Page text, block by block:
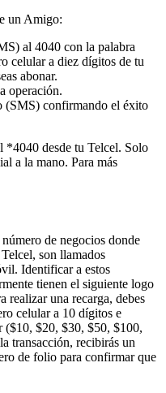
un Amigo:
al 4040 con la palabra
celular a diez dígitos de tu
abonar.
operación.
(SMS) confirmando el éxito
*4040 desde tu Telcel. Solo
a la mano. Para más
de negocios donde
son llamados
Identificar a estos
tienen el siguiente logo
realizar una recarga, debes
celular a 10 dígitos e
($10, $20, $30, $50, $100,
transacción, recibirás un
de folio para confirmar que